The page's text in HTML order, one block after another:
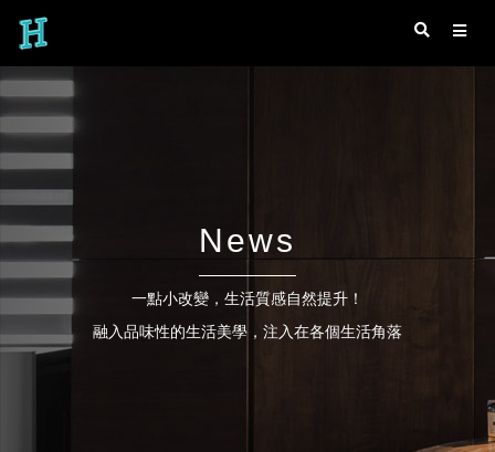
News
一點小改變，生活質感自然提升！
融入品味性的生活美學，注入在各個生活角落